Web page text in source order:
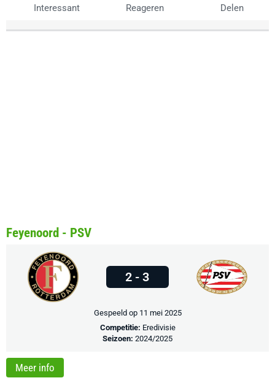
Interessant Reageren Delen
Feyenoord - PSV
2 - 3
Gespeeld op 11 mei 2025
Competitie: Eredivisie
Seizoen: 2024/2025
Meer info